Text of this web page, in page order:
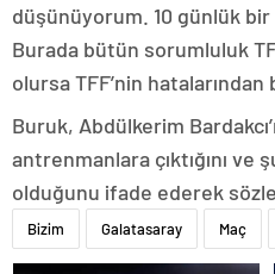
düşünüyorum. 10 günlük bir
Burada bütün sorumluluk
olursa TFF’nin
Buruk, Abdülkerim
antrenmanlara çıktığını ve
olduğunu ifade ederek
Bizim Galatasaray Maç